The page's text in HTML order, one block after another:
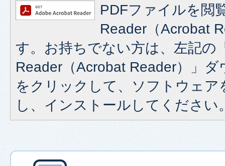
PDFファイルを閲
Reader（Acrobat
す。お持ちでない方は、左記の
Reader（Acrobat Reader）」
をクリックして、ソフトウェア
し、インストールしてください